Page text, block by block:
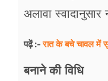
अलावा
पढ़ें :-रात के बचे चावल में
बनाने की विधि